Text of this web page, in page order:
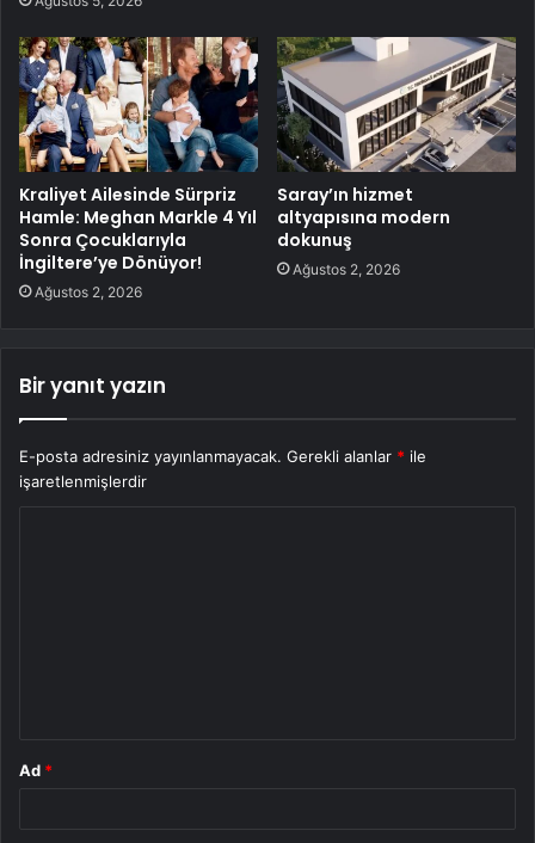
Kraliyet Ailesinde Sürpriz
Hamle: Meghan Markle 4 Yıl
Sonra Çocuklarıyla
İngiltere’ye Dönüyor!
Ağustos 2, 2026
Saray’ın hizmet
altyapısına modern
dokunuş
Ağustos 2, 2026
Bir yanıt yazın
E-posta adresiniz yayınlanmayacak. Gerekli alanlar * ile
işaretlenmişlerdir
Ad *